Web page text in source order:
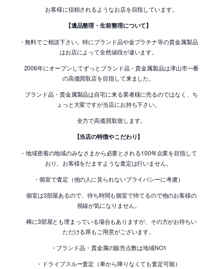
お客様に信頼されるようなお店を目指しています。
【遺品整理・生前整理について】
・無料でご相談下さい。特にブランド品や金プラチナ等の貴金属製品
はお店によって全然値段が違います。
2006年にオープンしてずっとブランド品・貴金属製品は津山市一番
の高価買取店を目指して来ました。
ブランド品・貴金属製品は自宅に来る業者様に売るのではなく、ち
ょっと大変ですが当店にお持ち下さい。
全力で高価買取致します。
【当店の特徴やこだわり】
・地域密着の地域のみなさまから必要とされる100年企業を目指して
おり、お客様をだますような査定は行いません。
・個室で査定（他の人に見られないプライバシーに考慮）
個室は3部屋あるので、待ち時間も個室で待てるので他のお客様の
視線が気になりません。
稀に3部屋とも埋まっている場合もありますが、その方がお待ちい
ただける席もご用意がございます。
・ブランド品・貴金属の販売点数は地域NO1
・ドライブスルー査定（車から降りなくても査定可能）